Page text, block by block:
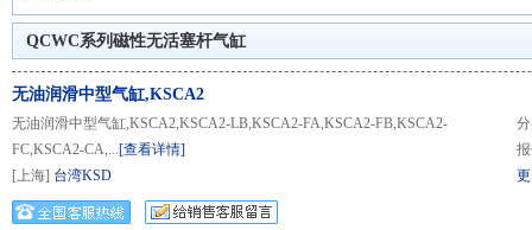
QCWC系列磁性无活塞杆气缸
无油润滑中型气缸,KSCA2
无油润滑中型气缸,KSCA2,KSCA2-LB,KSCA2-FA,KSCA2-FB,KSCA2-
FC,KSCA2-CA,...[查看详情]
[上海] 台湾KSD